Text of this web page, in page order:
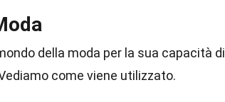
della moda per la sua capacità di
come viene utilizzato.